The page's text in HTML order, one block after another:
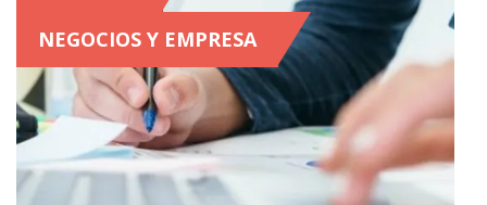
NEGOCIOS Y EMPRESA